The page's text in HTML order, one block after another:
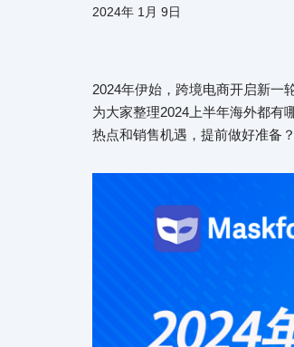
2024年 1月 9日
2024年伊始，跨境电商开启新一
为大家整理2024上半年海外都有
热点和销售机遇，提前做好准备